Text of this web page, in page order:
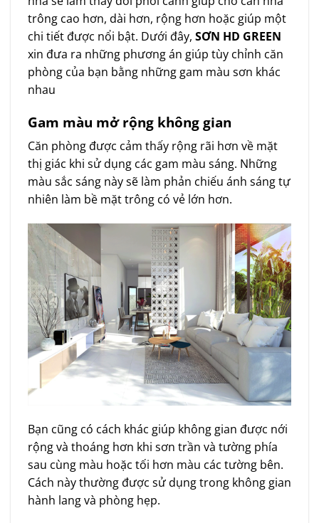
trông cao hơn, dài hơn, rộng hơn hoặc giúp một
chi tiết được nổi bật. Dưới đây, SƠN HD GREEN
xin đưa ra những phương án giúp tùy chỉnh căn
phòng của bạn bằng những gam màu sơn khác
nhau
Gam màu mở rộng không gian
Căn phòng được cảm thấy rộng rãi hơn về mặt
thị giác khi sử dụng các gam màu sáng. Những
màu sắc sáng này sẽ làm phản chiếu ánh sáng tự
nhiên làm bề mặt trông có vẻ lớn hơn.
Bạn cũng có cách khác giúp không gian được nới
rộng và thoáng hơn khi sơn trần và tường phía
sau cùng màu hoặc tối hơn màu các tường bên.
Cách này thường được sử dụng trong không gian
hành lang và phòng hẹp.